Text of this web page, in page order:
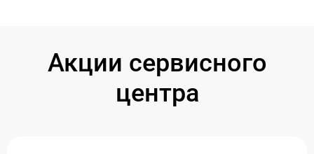
Акции сервисного
центра